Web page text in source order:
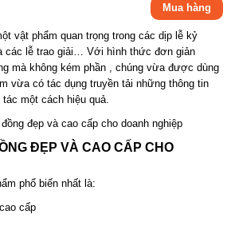
Mua hàng
vật phẩm quan trọng trong các dịp lễ kỷ
các lễ trao giải… Với hình thức đơn giản
mà không kém phần , chúng vừa được dùng
vừa có tác dụng truyền tải những thông tin
một cách hiệu quả.
ĐẸP VÀ CAO CẤP CHO
phổ biến nhất là:
cấp